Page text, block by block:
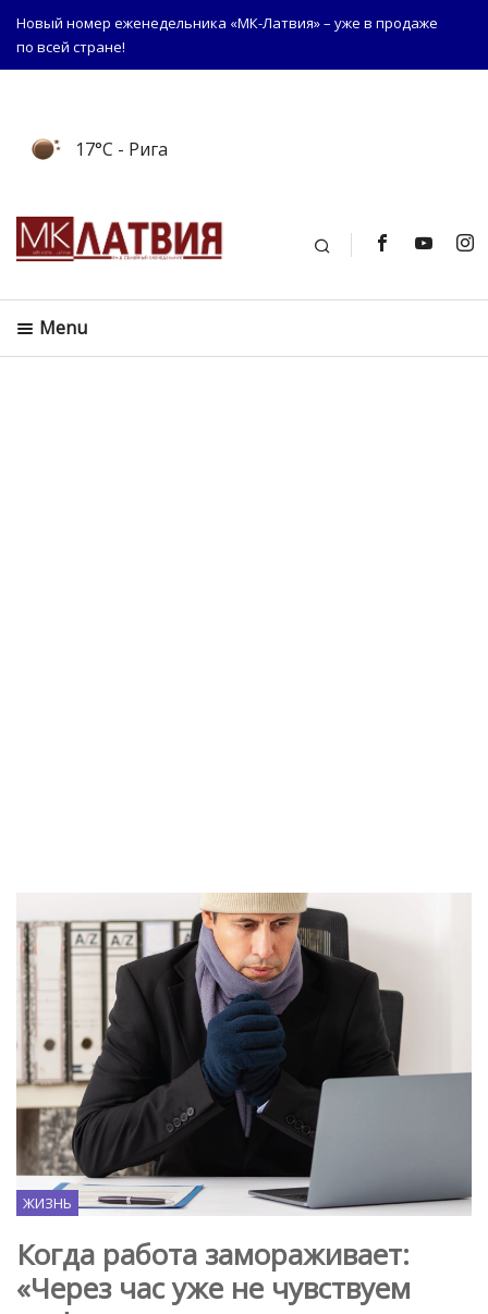
Новый номер еженедельника «МК-Латвия» – уже в продаже
по всей стране!
17°C - Рига
Поиск
Menu
ЖИЗНЬ
Когда работа замораживает:
«Через час уже не чувствуем